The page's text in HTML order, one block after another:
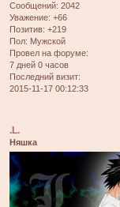
Сообщений: 2042
Уважение: +66
Позитив: +219
Пол: Мужской
Провел на форуме:
7 дней 0 часов
Последний визит:
2015-11-17 00:12:33
.L.
Няшка